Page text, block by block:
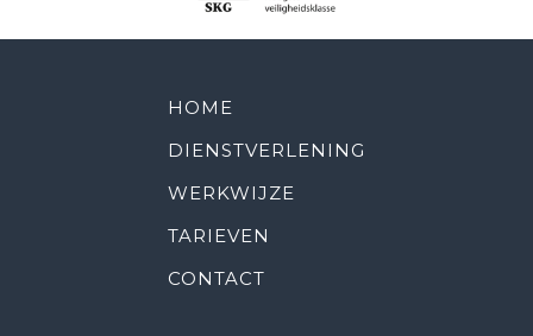
HOME
DIENSTVERLENING
WERKWIJZE
TARIEVEN
CONTACT